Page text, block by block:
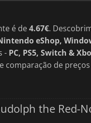
é de4.67€.
eShop,
- PC, PS5, Switch &
comparação de
the Red-